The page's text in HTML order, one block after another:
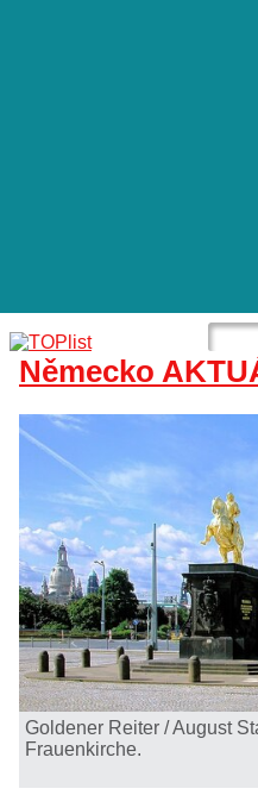
Německo
Goldener Reiter / August
Frauenkirche.